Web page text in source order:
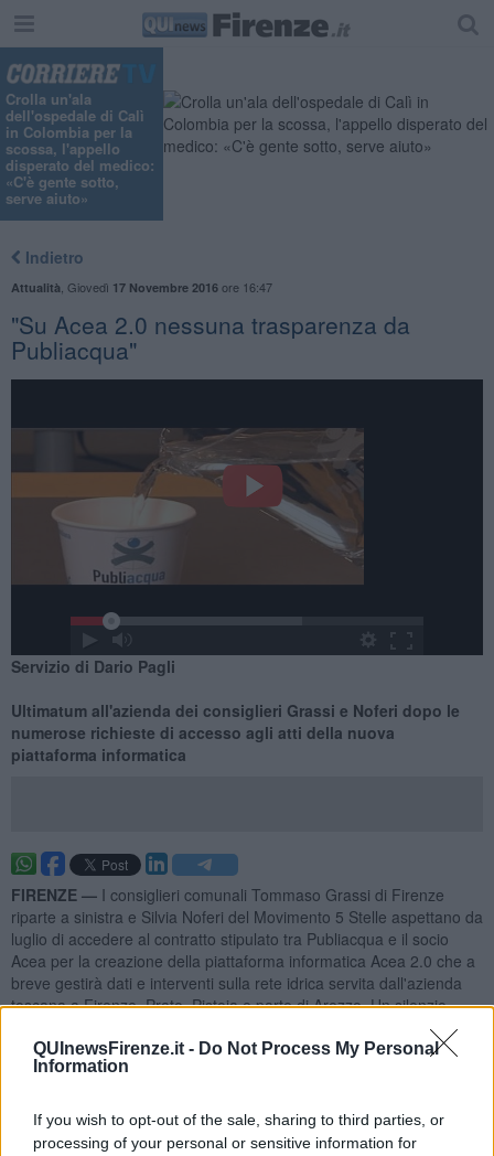
QUInewsFirenze.it - Do Not Process My Personal
Information
If you wish to opt-out of the sale, sharing to third parties, or
processing of your personal or sensitive information for
Crolla un'ala
dell'ospedale di Calì
in Colombia per la
scossa, l'appello
disperato del medico:
«C'è gente sotto,
serve aiuto»
Indietro
Attualità Giovedì 17 Novembre 2016ore 16:47
"Su Acea 2.0 nessuna trasparenza da
Publiacqua"
Servizio di Dario Pagli
Ultimatum all'azienda dei consiglieri Grassi e Noferi dopo le
numerose richieste di accesso agli atti della nuova
piattaforma informatica
FIRENZE — I consiglieri comunali Tommaso Grassi di Firenze
riparte a sinistra e Silvia Noferi del Movimento 5 Stelle aspettano da
luglio di accedere al contratto stipulato tra Publiacqua e il socio
Acea per la creazione della piattaforma informatica Acea 2.0 che a
breve gestirà dati e interventi sulla rete idrica servita dall'azienda
toscana a Firenze, Prato, Pistoia e parte di Arezzo. Un silenzio
durato quattro mesi a cui è seguito un nuovo sollecito dei due
consiglieri. Solo a novembre Publiacqua ha detto di aver chiesto ad
Acea l'autorizzazione a mostrare gli atti e di avere bisogno di un
come mancanze di trasparenza su un'operazione costata sette
milioni.